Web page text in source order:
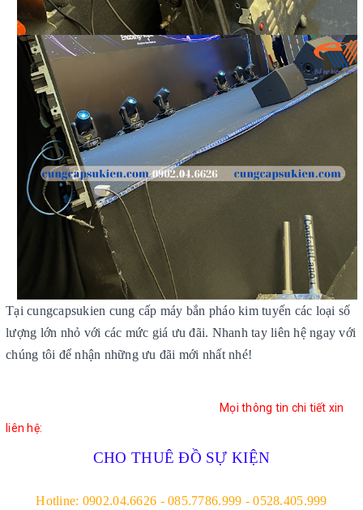
Tại cungcapsukien cung cấp máy bắn pháo kim tuyến các loại số
lượng lớn nhỏ với các mức giá ưu đãi. Nhanh tay liên hệ ngay với
chúng tôi để nhận những ưu đãi mới nhất nhé!
Mọi thông tin chi tiết xin
liên hệ:
CHO THUÊ ĐỒ SỰ KIỆN
Hotline: 0902.04.6626 - 085.7786.999 - 0528.405.999